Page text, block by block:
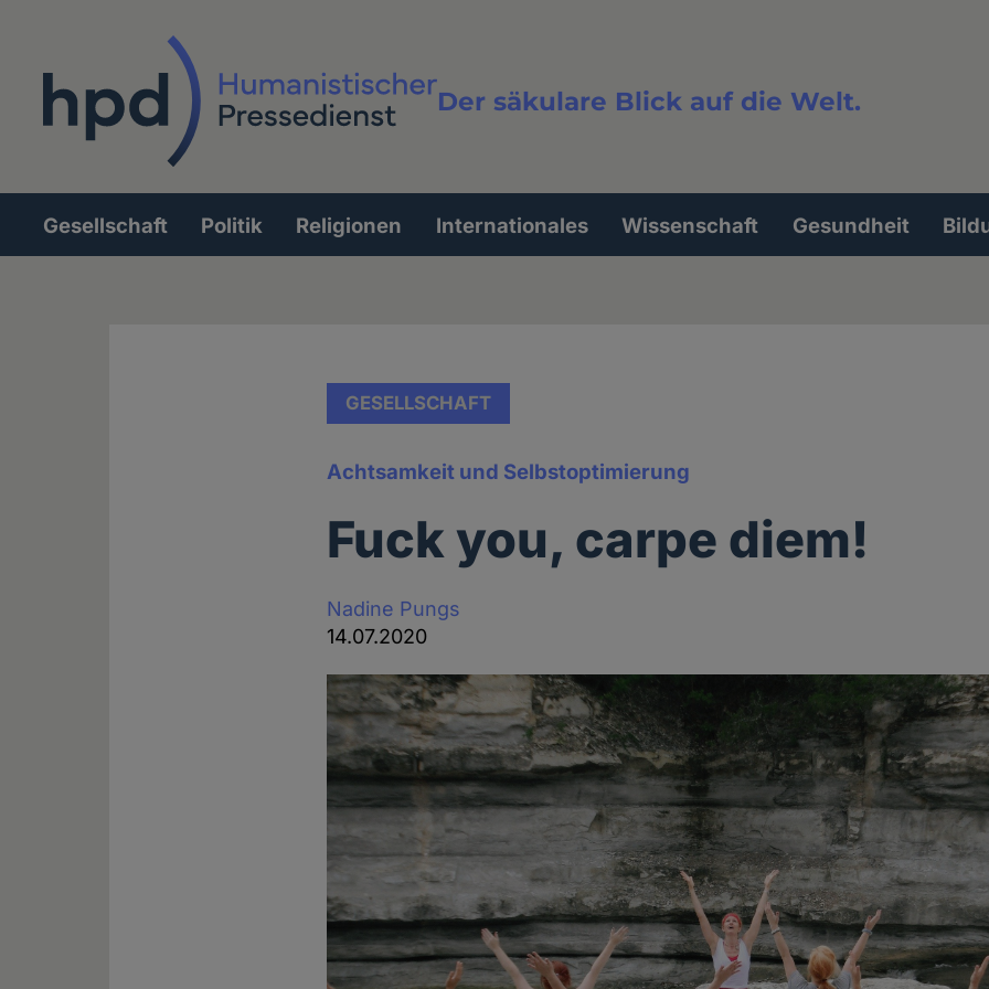
Der säkulare Blick auf die Welt.
Volltextsuche
Hauptnavigation
Gesellschaft Politik Religionen Internationales Wissenschaft Gesundheit
GESELLSCHAFT
Achtsamkeit und Selbstoptimierung
Fuck you, carpe diem!
Nadine Pungs
14.07.2020